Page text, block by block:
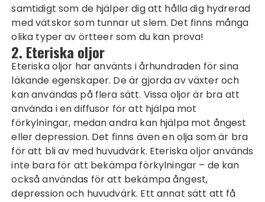
samtidigt som de hjälper dig att hålla dig hydrerad
med vätskor som tunnar ut slem. Det finns många
olika typer av örtteer som du kan prova!
2. Eteriska oljor
Eteriska oljor har använts i århundraden för sina
läkande egenskaper. De är gjorda av växter och
kan användas på flera sätt. Vissa oljor är bra att
använda i en diffusor för att hjälpa mot
förkylningar, medan andra kan hjälpa mot ångest
eller depression. Det finns även en olja som är bra
för att bli av med huvudvärk. Eteriska oljor används
inte bara för att bekämpa förkylningar – de kan
också användas för att bekämpa ångest,
depression och huvudvärk. Ett annat sätt att få